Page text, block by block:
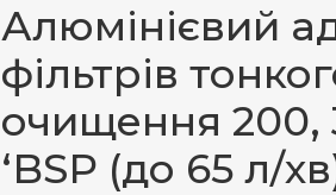
Алюмінієвий
фільтрів
очищення 200,
‘BSP (до 65 л/